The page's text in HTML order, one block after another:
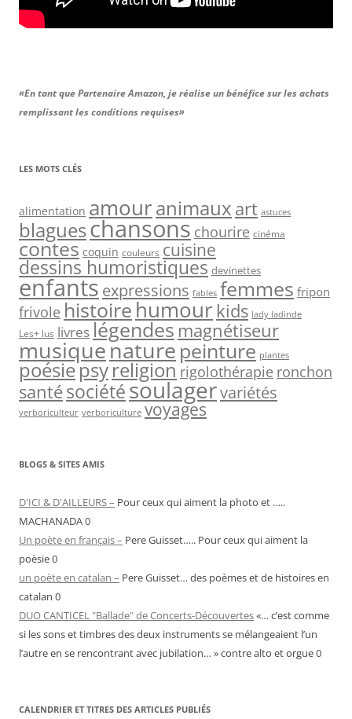
«En tant que Partenaire Amazon, je réalise un bénéfice sur les achats
remplissant les conditions requises»
LES MOTS CLÉS
alimentation amouranimaux art astuces
blagueschansons chourire cinéma
contes coquin couleurs cuisine
dessins humoristiques devinettes
enfantsexpressions fables femmes fripon
frivole histoire humour kids lady ladinde
Les+ lus livreslégendes magnétiseur
musiquenature peinture plantes
poésiepsyreligion rigolothérapie ronchon
santésociétésoulagervariétés
verboriculteur verboriculture voyages
BLOGS & SITES AMIS
D'ICI & D'AILLEURS – Pour ceux qui aiment la photo et …..
MACHANADA 0
Un poète en français – Pere Guisset….. Pour ceux qui aiment la
poèsie 0
un poète en catalan – Pere Guisset… des poèmes et de histoires en
catalan 0
DUO CANTICEL "Ballade" de Concerts-Découvertes«… c’est comme
si les sons et timbres des deux instruments se mélangeaient l’un
l’autre en se rencontrant avec jubilation… » contre alto et orgue 0
CALENDRIER ET TITRES DES ARTICLES PUBLIÉS